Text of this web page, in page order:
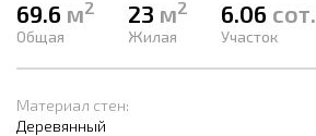
69.6 м2
Общая
23 м2
Жилая
6.06 сот.
Участок
Материал стен:
Деревянный